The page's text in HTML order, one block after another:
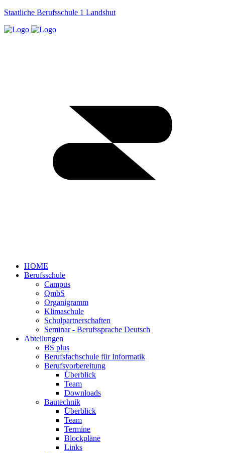
Staatliche Berufsschule 1 Landshut
HOME
Berufsschule
Campus
QmbS
Organigramm
Klimaschule
Schulpartnerschaften
Seminar - Berufssprache Deutsch
Abteilungen
BS plus
Berufsfachschule für Informatik
Berufsvorbereitung
Überblick
Team
Downloads
Bautechnik
Überblick
Team
Termine
Blockpläne
Links